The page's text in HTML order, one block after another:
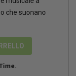
che suonano